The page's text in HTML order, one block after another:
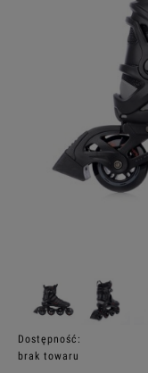
Dostępność:
brak towaru